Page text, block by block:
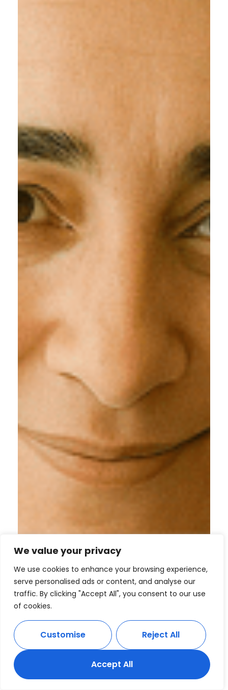
We value your privacy
We use cookies to enhance your browsing experience,
serve personalised ads or content, and analyse our
traffic. By clicking "Accept All", you consent to our use
of cookies.
Customise Reject All
Accept All